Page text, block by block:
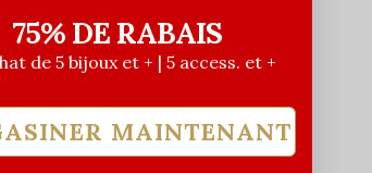
75% DE RABAIS
de 5 bijoux et + | 5 access. et +
MAINTENANT